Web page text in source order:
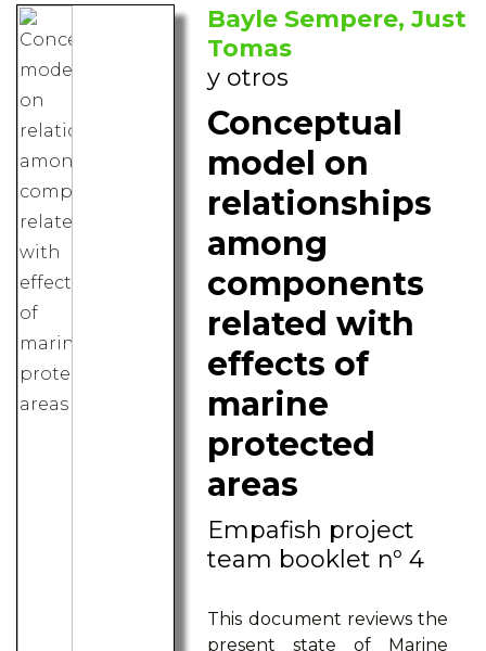
Bayle Sempere, Just
Tomas
y otros
Conceptual
model on
relationships
among
components
related with
effects of
marine
protected
areas
Empafish project
team booklet nº 4
This document reviews the
present state of Marine